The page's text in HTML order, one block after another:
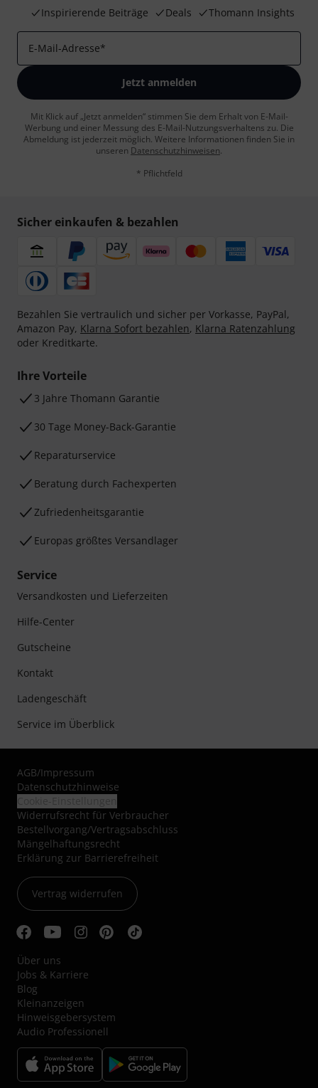
Inspirierende Beiträge
Deals Thomann Insights
E-Mail-Adresse*
Jetzt anmelden
Mit Klick auf „Jetzt anmelden“ stimmen Sie dem Erhalt von E-Mail-
Werbung und einer Messung des E-Mail-Nutzungsverhaltens zu. Die
Abmeldung ist jederzeit möglich. Weitere Informationen finden Sie in
unseren Datenschutzhinweisen.
* Pflichtfeld
Sicher einkaufen & bezahlen
Bezahlen Sie vertraulich und sicher per Vorkasse, PayPal,
Amazon Pay, Klarna Sofort bezahlen, Klarna Ratenzahlung
oder Kreditkarte.
Ihre Vorteile
3 Jahre Thomann Garantie
30 Tage Money-Back-Garantie
Reparaturservice
Beratung durch Fachexperten
Zufriedenheitsgarantie
Europas größtes Versandlager
Service
Versandkosten und Lieferzeiten
Hilfe-Center
Gutscheine
Kontakt
Ladengeschäft
Service im Überblick
AGB/Impressum
Datenschutzhinweise
Widerrufsrecht für Verbraucher
Bestellvorgang/Vertragsabschluss
Mängelhaftungsrecht
Erklärung zur Barrierefreiheit
Vertrag widerrufen
Über uns
Jobs & Karriere
Blog
Kleinanzeigen
Hinweisgebersystem
Audio Professionell